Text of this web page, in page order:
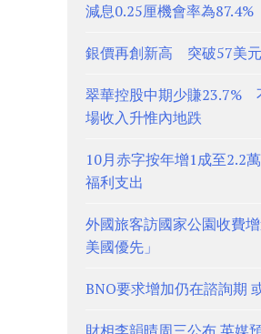
減息0.25厘機會率為87.4%
銀價再創新高 突破57美元
翠華控股中期少賺
場收入升惟內地跌
10月赤字按年增1成至2.2
福利支出
外國旅客訪國家公園收費
美國優先」
BNO要求增加仍在諮詢期